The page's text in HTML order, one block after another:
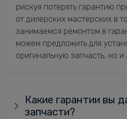
рискуя потерять гарантию
от дилерских мастерских в
занимаемся ремонтом в
можем предложить для
оригинальную запчасть, но и
Какие гарантии вы
запчасти?